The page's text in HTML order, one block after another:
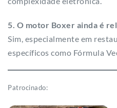
5. O motor Boxer ainda é
Sim, especialmente em
específicos como Fórmula
Patrocinado: